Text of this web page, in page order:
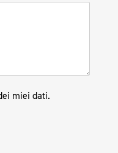
miei dati.